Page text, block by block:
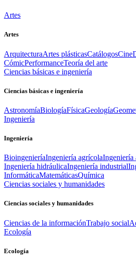
Artes
Artes
ArquitecturaArtes plásticasCatálogosCine
CómicPerformanceTeoría del arte
Ciencias básicas e ingeniería
Ciencias básicas e ingeniería
AstronomíaBiologíaFísicaGeología
Ingeniería
Ingeniería
BioingenieríaIngeniería agrícolaIngeniería
Ingeniería hidráulicaIngeniería industrial
InformáticaMatemáticasQuímica
Ciencias sociales y humanidades
Ciencias sociales y humanidades
Ciencias de la informaciónTrabajo social
Ecología
Ecología